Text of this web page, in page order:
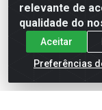
relevante de
qualidade do
Aceitar
Preferências